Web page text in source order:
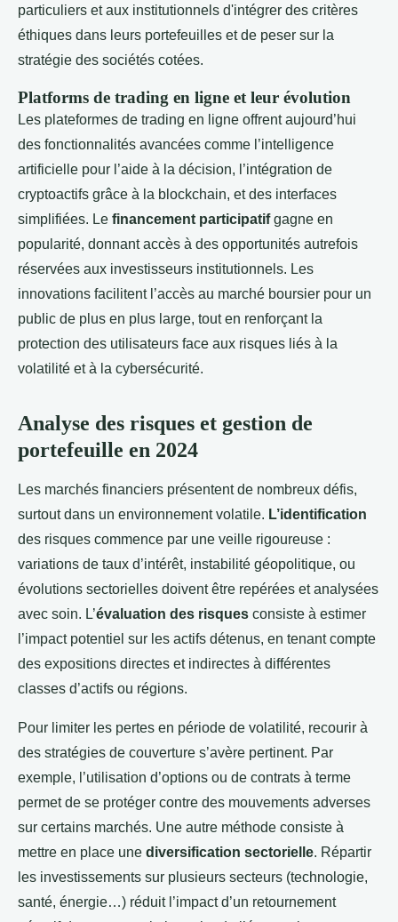
particuliers et aux institutionnels d'intégrer des critères
éthiques dans leurs portefeuilles et de peser sur la
stratégie des sociétés cotées.
Platforms de trading en ligne et leur évolution
Les plateformes de trading en ligne offrent aujourd’hui
des fonctionnalités avancées comme l’intelligence
artificielle pour l’aide à la décision, l’intégration de
cryptoactifs grâce à la blockchain, et des interfaces
simplifiées. Le financement participatifgagne en
popularité, donnant accès à des opportunités autrefois
réservées aux investisseurs institutionnels. Les
innovations facilitent l’accès au marché boursier pour un
public de plus en plus large, tout en renforçant la
protection des utilisateurs face aux risques liés à la
volatilité et à la cybersécurité.
Analyse des risques et gestion de
portefeuille en 2024
Les marchés financiers présentent de nombreux défis,
surtout dans un environnement volatile. L’identification
des risques commence par une veille rigoureuse :
variations de taux d’intérêt, instabilité géopolitique, ou
évolutions sectorielles doivent être repérées et analysées
avec soin. L’évaluation des risques consiste à estimer
l’impact potentiel sur les actifs détenus, en tenant compte
des expositions directes et indirectes à différentes
classes d’actifs ou régions.
Pour limiter les pertes en période de volatilité, recourir à
des stratégies de couverture s’avère pertinent. Par
exemple, l’utilisation d’options ou de contrats à terme
permet de se protéger contre des mouvements adverses
sur certains marchés. Une autre méthode consiste à
mettre en place une diversification sectorielle. Répartir
les investissements sur plusieurs secteurs (technologie,
santé, énergie…) réduit l’impact d’un retournement